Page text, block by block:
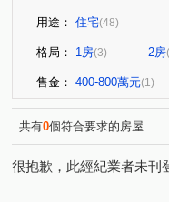
用途： 住宅(48)
格局： 1房(3) 2房
售金： 400-800萬元(1)
共有0個符合要求的房屋
很抱歉，此經紀業者未刊